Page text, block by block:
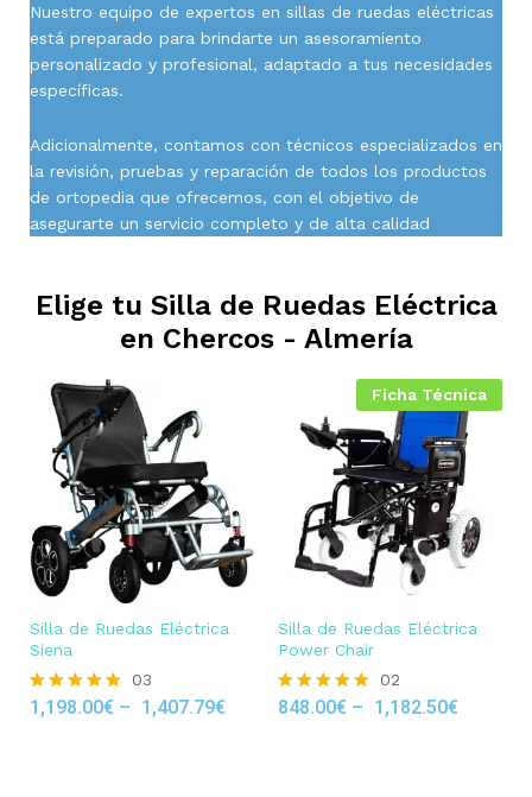
Nuestro equipo de expertos en sillas de ruedas eléctricas
está preparado para brindarte un asesoramiento
personalizado y profesional, adaptado a tus necesidades
específicas.
Adicionalmente, contamos con técnicos especializados en
la revisión, pruebas y reparación de todos los productos
de ortopedia que ofrecemos, con el objetivo de
asegurarte un servicio completo y de alta calidad
Elige tu Silla de Ruedas Eléctrica
en Chercos - Almería
Silla de Ruedas Eléctrica
Siena
Rated
03
1,198.00€ – 1,407.79€
Ficha Técnica
Silla de Ruedas Eléctrica
Power Chair
Rated
02
848.00€ – 1,182.50€